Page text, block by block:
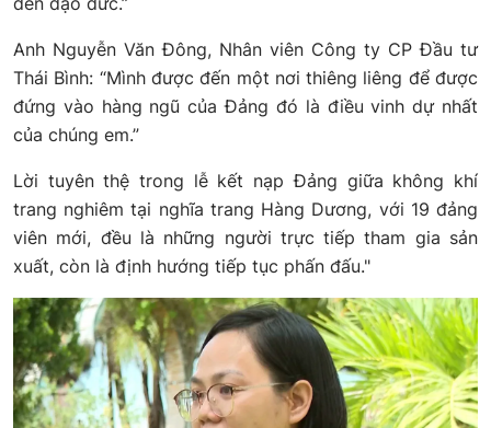
Anh Nguyễn Văn Đông, Nhân viên Công ty CP Đầu tư
Thái Bình: “Mình được đến một nơi thiêng liêng để được
đứng vào hàng ngũ của Đảng đó là điều vinh dự nhất
của chúng em.”
Lời tuyên thệ trong lễ kết nạp Đảng giữa không khí
trang nghiêm tại nghĩa trang Hàng Dương, với 19 đảng
viên mới, đều là những người trực tiếp tham gia sản
xuất, còn là định hướng tiếp tục phấn đấu."